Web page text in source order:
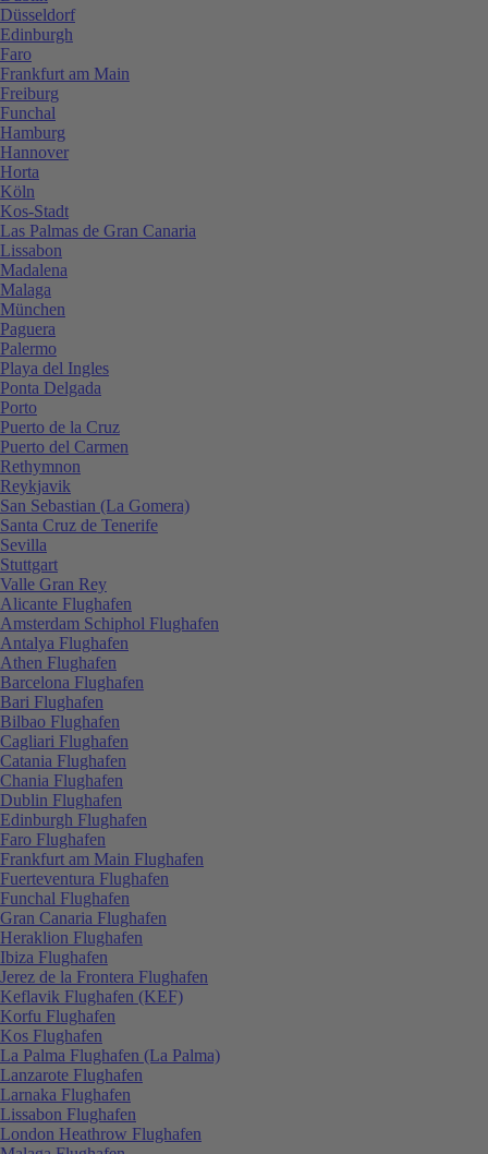
Düsseldorf
Edinburgh
Faro
Frankfurt am Main
Freiburg
Funchal
Hamburg
Hannover
Horta
Köln
Kos-Stadt
Las Palmas de Gran Canaria
Lissabon
Madalena
Malaga
München
Paguera
Palermo
Playa del Ingles
Ponta Delgada
Porto
Puerto de la Cruz
Puerto del Carmen
Rethymnon
Reykjavik
San Sebastian (La Gomera)
Santa Cruz de Tenerife
Sevilla
Stuttgart
Valle Gran Rey
Alicante Flughafen
Amsterdam Schiphol Flughafen
Antalya Flughafen
Athen Flughafen
Barcelona Flughafen
Bari Flughafen
Bilbao Flughafen
Cagliari Flughafen
Catania Flughafen
Chania Flughafen
Dublin Flughafen
Edinburgh Flughafen
Faro Flughafen
Frankfurt am Main Flughafen
Fuerteventura Flughafen
Funchal Flughafen
Gran Canaria Flughafen
Heraklion Flughafen
Ibiza Flughafen
Jerez de la Frontera Flughafen
Keflavik Flughafen (KEF)
Korfu Flughafen
Kos Flughafen
La Palma Flughafen (La Palma)
Lanzarote Flughafen
Larnaka Flughafen
Lissabon Flughafen
London Heathrow Flughafen